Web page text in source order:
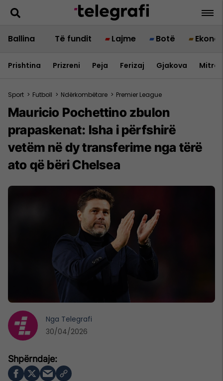
Ballina Të fundit Lajme Botë
Prishtina Prizreni Peja Ferizaj Gjakova
Sport > Futboll > Ndërkombëtare > Premier League
Mauricio Pochettino zbulon
prapaskenat: Isha i përfshirë
vetëm në dy transferime nga tërë
ato që bëri Chelsea
Nga Telegrafi
30/04/2026